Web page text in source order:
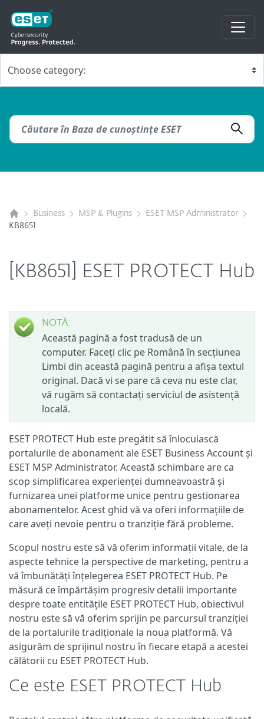
Business MSP & Plugins
ESET MSP Administrator
KB8651
[KB8651] ESET PROTECT Hub
NOTĂ:
Această pagină a fost tradusă de un
computer. Faceți clic pe Română în secțiunea
Limbi din această pagină pentru a afișa textul
original. Dacă vi se pare că ceva nu este clar,
vă rugăm să contactați serviciul de asistență
locală.
ESET PROTECT Hub este pregătit să înlocuiască
portalurile de abonament ale ESET Business Account și
ESET MSP Administrator. Această schimbare are ca
scop simplificarea experienței dumneavoastră și
furnizarea unei platforme unice pentru gestionarea
abonamentelor. Acest ghid vă va oferi informațiile de
care aveți nevoie pentru o tranziție fără probleme.
Scopul nostru este să vă oferim informații vitale, de la
aspecte tehnice la perspective de marketing, pentru a
vă îmbunătăți înțelegerea ESET PROTECT Hub. Pe
măsură ce împărtășim progresiv detalii importante
despre toate entitățile ESET PROTECT Hub, obiectivul
nostru este să vă oferim sprijin pe parcursul tranziției
de la portalurile tradiționale la noua platformă. Vă
asigurăm de sprijinul nostru în fiecare etapă a acestei
călătorii cu ESET PROTECT Hub.
Ce este ESET PROTECT Hub